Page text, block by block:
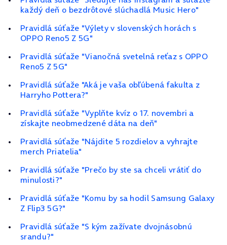
každý deň o bezdrôtové slúchadlá Music Hero"
Pravidlá súťaže "Výlety v slovenských horách s
OPPO Reno5 Z 5G"
Pravidlá súťaže "Vianočná svetelná reťaz s OPPO
Reno5 Z 5G"
Pravidlá súťaže "Aká je vaša obľúbená fakulta z
Harryho Pottera?"
Pravidlá súťaže "Vyplňte kvíz o 17. novembri a
získajte neobmedzené dáta na deň"
Pravidlá súťaže "Nájdite 5 rozdielov a vyhrajte
merch Priatelia"
Pravidlá súťaže "Prečo by ste sa chceli vrátiť do
minulosti?"
Pravidlá súťaže "Komu by sa hodil Samsung Galaxy
Z Flip3 5G?"
Pravidlá súťaže "S kým zažívate dvojnásobnú
srandu?"